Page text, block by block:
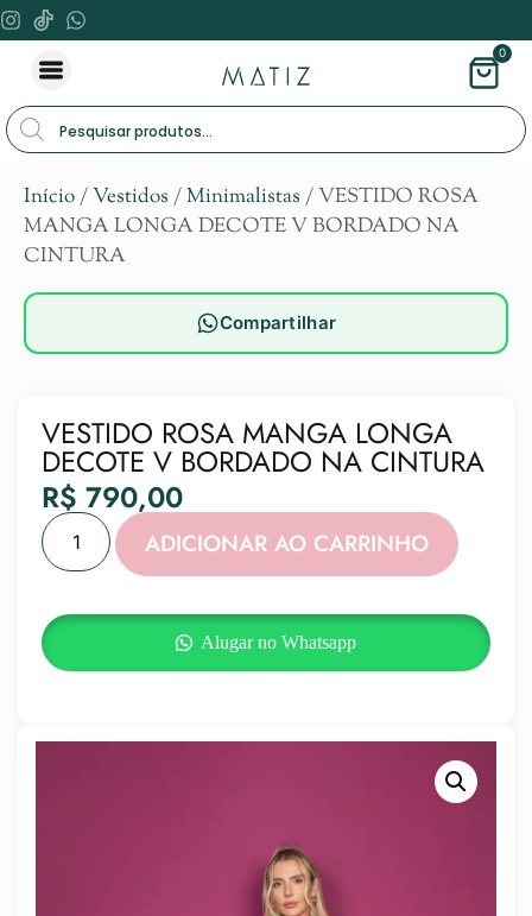
0
Início/Vestidos /Minimalistas / VESTIDO ROSA
MANGA LONGA DECOTE V BORDADO NA
CINTURA
Compartilhar
VESTIDO ROSA MANGA LONGA
DECOTE V BORDADO NA CINTURA
R$ 790,00
ADICIONAR AO CARRINHO
Alugar no Whatsapp